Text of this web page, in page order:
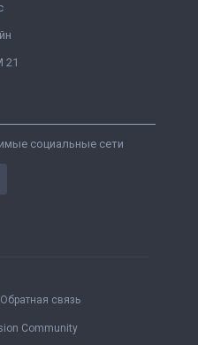
21
социальные сети
Обратная связь
Community